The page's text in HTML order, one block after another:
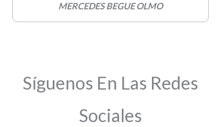
MERCEDES BEGUE OLMO
Síguenos En Las Redes
Sociales